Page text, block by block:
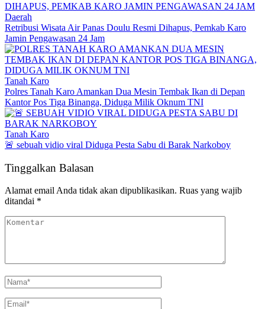
Daerah
Retribusi Wisata Air Panas Doulu Resmi Dihapus, Pemkab Karo
Jamin Pengawasan 24 Jam
Tanah Karo
Polres Tanah Karo Amankan Dua Mesin Tembak Ikan di Depan
Kantor Pos Tiga Binanga, Diduga Milik Oknum TNI
Tanah Karo
🚨 sebuah vidio viral Diduga Pesta Sabu di Barak Narkoboy
Tinggalkan Balasan
Alamat email Anda tidak akan dipublikasikan. Ruas yang wajib
ditandai *